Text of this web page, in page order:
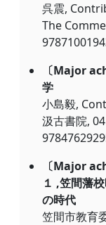
呉震,
The
〔Major
小島毅,
汲古書院,
〔Major
１ ,笠間藩
笠間市教育